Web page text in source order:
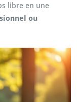
libre en une
ou